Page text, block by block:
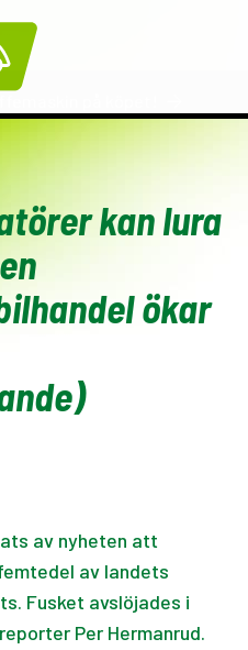
kan lura
ökar
av nyheten att
av landets
Fusket avslöjades i
Per Hermanrud.